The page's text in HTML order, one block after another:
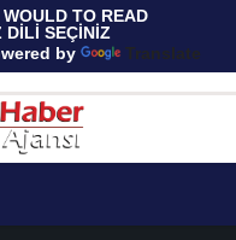
TO READ
DİLİ SEÇİNİZ
by
Translate